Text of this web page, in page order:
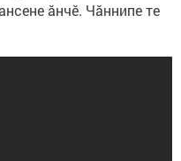
ăнчӗ. Чăннипе те